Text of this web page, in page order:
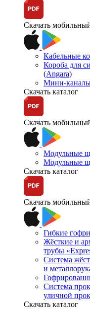
Скачать
Кабельные
Короба для
(Angara)
Мини-каналы
Скачать каталог
Скачать
Модульные
Модульные
Скачать каталог
Скачать
Гибкие
Жёсткие и
трубы
Система
и
Система
уличной
Скачать каталог